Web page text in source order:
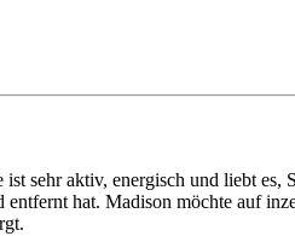
sehr aktiv, energisch und liebt
hat. Madison möchte auf